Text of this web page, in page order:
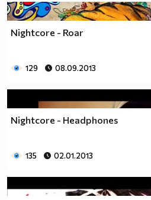
Nightcore - Roar
129 08.09.2013
Nightcore - Headphones
135 02.01.2013